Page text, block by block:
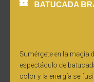
BATUCADA
Sumérgete en la magia
espectáculo de
color y la energía se